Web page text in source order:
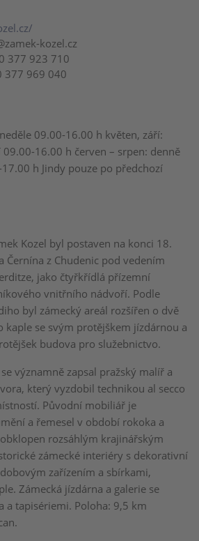
Kozel byl postaven na konci 18.
Černína z Chudenic pod vedením
jako čtyřkřídlá přízemní
vnitřního nádvoří. Podle
byl zámecký areál rozšířen o dvě
kaple se svým protějškem jízdárnou a
budova pro služebnictvo.
významně zapsal pražský malíř a
který vyzdobil technikou al secco
Původní mobiliář je
a řemesel v období rokoka a
rozsáhlým krajinářským
zámecké interiéry s dekorativní
zařízením a sbírkami,
Zámecká jízdárna a galerie se
a tapisériemi. Poloha: 9,5 km
kozel.cz
377 923 710
377 969 040
09.00-16.00 h květen, září:
16.00 h červen – srpen: denně
h Jindy pouze po předchozí